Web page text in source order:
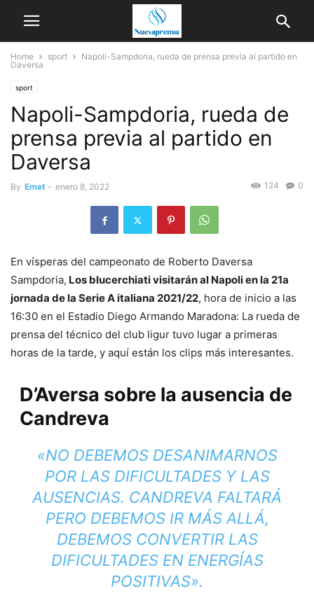
Home sport
Napoli-Sampdoria, rueda de prensa previa al partido en
Daversa
sport
Napoli-Sampdoria, rueda de
prensa previa al partido en
Daversa
By Emet - enero 8, 2022 0
124
En vísperas del campeonato de Roberto Daversa
Sampdoria, Los blucerchiati visitarán al Napoli en la 21a
jornada de la Serie A italiana 2021/22, hora de inicio a las
16:30 en el Estadio Diego Armando Maradona: La rueda de
prensa del técnico del club ligur tuvo lugar a primeras
horas de la tarde, y aquí están los clips más interesantes.
D’Aversa sobre la ausencia de
Candreva
«NO DEBEMOS DESANIMARNOS
POR LAS DIFICULTADES Y LAS
AUSENCIAS. CANDREVA FALTARÁ
PERO DEBEMOS IR MÁS ALLÁ,
DEBEMOS CONVERTIR LAS
DIFICULTADES EN ENERGÍAS
POSITIVAS».